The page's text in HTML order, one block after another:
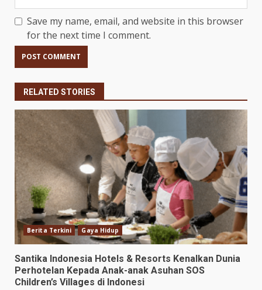
Save my name, email, and website in this browser
for the next time I comment.
RELATED STORIES
Berita Terkini Gaya Hidup
Santika Indonesia Hotels & Resorts Kenalkan Dunia
Perhotelan Kepada Anak-anak Asuhan SOS
Children’s Villages di Indonesi